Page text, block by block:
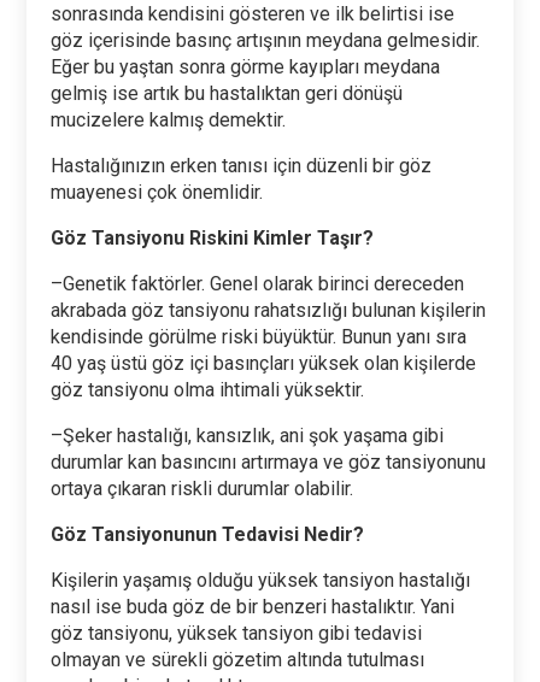
sonrasında kendisini gösteren ve ilk belirtisi ise
göz içerisinde basınç artışının meydana gelmesidir.
Eğer bu yaştan sonra görme kayıpları meydana
gelmiş ise artık bu hastalıktan geri dönüşü
mucizelere kalmış demektir.
Hastalığınızın erken tanısı için düzenli bir göz
muayenesi çok önemlidir.
Göz Tansiyonu Riskini Kimler Taşır?
–Genetik faktörler. Genel olarak birinci dereceden
akrabada göz tansiyonu rahatsızlığı bulunan kişilerin
kendisinde görülme riski büyüktür. Bunun yanı sıra
40 yaş üstü göz içi basınçları yüksek olan kişilerde
göz tansiyonu olma ihtimali yüksektir.
–Şeker hastalığı, kansızlık, ani şok yaşama gibi
durumlar kan basıncını artırmaya ve göz tansiyonunu
ortaya çıkaran riskli durumlar olabilir.
Göz Tansiyonunun Tedavisi Nedir?
Kişilerin yaşamış olduğu yüksek tansiyon hastalığı
nasıl ise buda göz de bir benzeri hastalıktır. Yani
göz tansiyonu, yüksek tansiyon gibi tedavisi
olmayan ve sürekli gözetim altında tutulması